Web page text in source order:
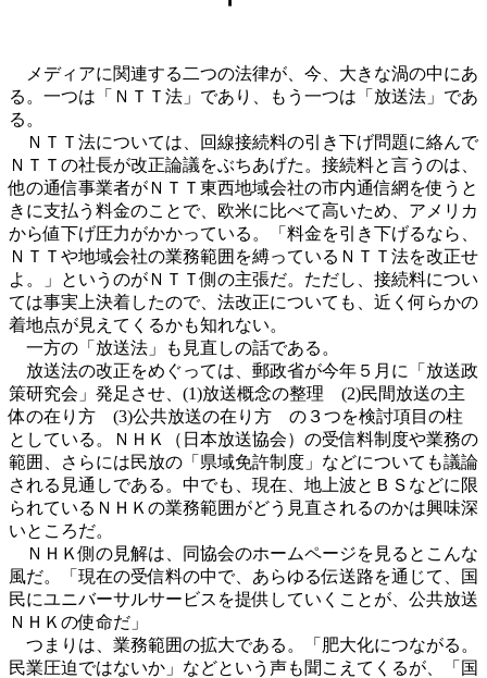
メディアに関連する二つの法律が、今、大きな渦の中にあ
る。一つは「ＮＴＴ法」であり、もう一つは「放送法」であ
る。
ＮＴＴ法については、回線接続料の引き下げ問題に絡んで
ＮＴＴの社長が改正論議をぶちあげた。接続料と言うのは、
他の通信事業者がＮＴＴ東西地域会社の市内通信網を使うと
きに支払う料金のことで、欧米に比べて高いため、アメリカ
から値下げ圧力がかかっている。「料金を引き下げるなら、
ＮＴＴや地域会社の業務範囲を縛っているＮＴＴ法を改正せ
よ。」というのがＮＴＴ側の主張だ。ただし、接続料につい
ては事実上決着したので、法改正についても、近く何らかの
着地点が見えてくるかも知れない。
一方の「放送法」も見直しの話である。
放送法の改正をめぐっては、郵政省が今年５月に「放送政
策研究会」発足させ、(1)放送概念の整理 (2)民間放送の主
体の在り方 (3)公共放送の在り方 の３つを検討項目の柱
としている。ＮＨＫ（日本放送協会）の受信料制度や業務の
範囲、さらには民放の「県域免許制度」などについても議論
される見通しである。中でも、現在、地上波とＢＳなどに限
られているＮＨＫの業務範囲がどう見直されるのかは興味深
いところだ。
ＮＨＫ側の見解は、同協会のホームページを見るとこんな
風だ。「現在の受信料の中で、あらゆる伝送路を通じて、国
民にユニバーサルサービスを提供していくことが、公共放送
ＮＨＫの使命だ」
つまりは、業務範囲の拡大である。「肥大化につながる。
民業圧迫ではないか」などという声も聞こえてくるが、「国